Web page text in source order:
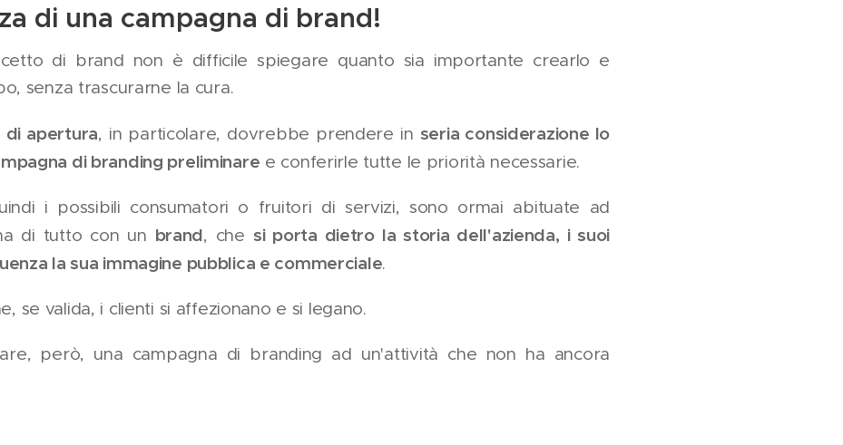
di una campagna di brand!
di brand non è difficile spiegare quanto sia importante crearlo e
senza trascurarne la cura.
di apertura, in particolare, dovrebbe prendere in seria considerazione lo
di branding preliminare e conferirle tutte le priorità necessarie.
i possibili consumatori o fruitori di servizi, sono ormai abituate ad
di tutto con un brand, che si porta dietro la storia dell'azienda, i suoi
la sua immagine pubblica e commerciale.
se valida, i clienti si affezionano e si legano.
però, una campagna di branding ad un'attività che non ha ancora